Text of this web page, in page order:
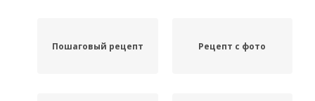
Пошаговый рецепт Рецепт с фото